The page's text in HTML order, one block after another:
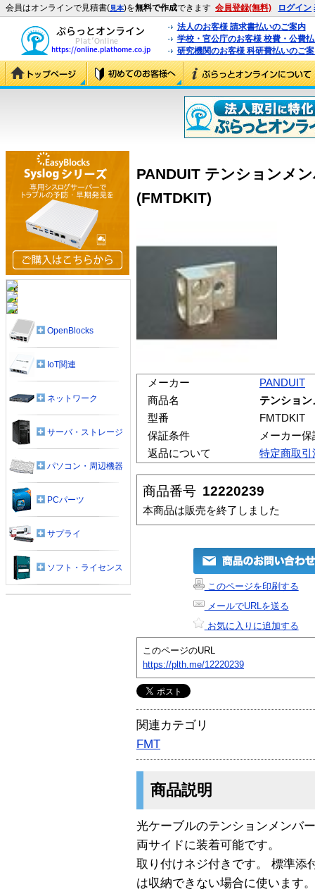
会員はオンラインで見積書(見本)を無料で作成できます 会員登録(無料) ログイン
法人のお客様 請求書払いのご案内
学校・官公庁のお客様 校費・公費
研究機関のお客様 科研費払いのご
PANDUIT テンションメ
(FMTDKIT)
メーカー
PANDUIT
商品名
テンショ
型番
FMTDKIT
保証条件
メーカー保
返品について
特定商取
商品番号 12220239
本商品は販売を終了しました
このページを印刷する
メールでURLを送る
お気に入りに追加する
このページのURL
https://plth.me/12220239
関連カテゴリ
FMT
商品説明
光ケーブルのテンションメンバ
両サイドに装着可能です。
取り付けネジ付きです。 標準添
は収納できない場合に使います
OpenBlocks
IoT関連
ネットワーク
サーバ・ストレージ
パソコン・周辺機器
PCパーツ
サプライ
ソフト・ライセンス